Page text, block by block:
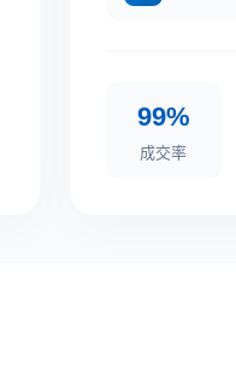
99%
成交率